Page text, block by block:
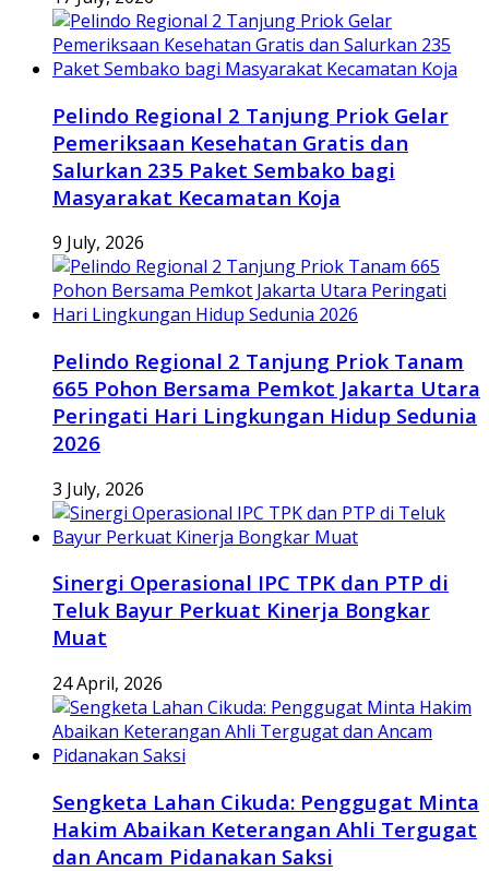
Pelindo Regional 2 Tanjung Priok Gelar
Pemeriksaan Kesehatan Gratis dan
Salurkan 235 Paket Sembako bagi
Masyarakat Kecamatan Koja
9 July, 2026
Pelindo Regional 2 Tanjung Priok Tanam
665 Pohon Bersama Pemkot Jakarta Utara
Peringati Hari Lingkungan Hidup Sedunia
2026
3 July, 2026
Sinergi Operasional IPC TPK dan PTP di
Teluk Bayur Perkuat Kinerja Bongkar
Muat
24 April, 2026
Sengketa Lahan Cikuda: Penggugat Minta
Hakim Abaikan Keterangan Ahli Tergugat
dan Ancam Pidanakan Saksi